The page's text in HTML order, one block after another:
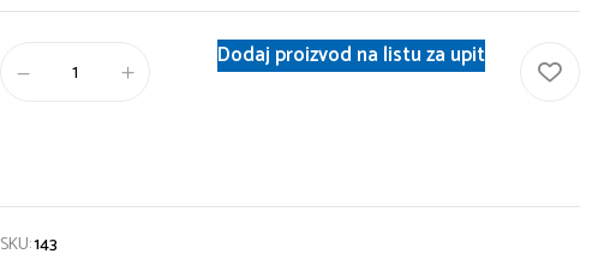
Dodaj proizvod na listu za upit
SKU:143